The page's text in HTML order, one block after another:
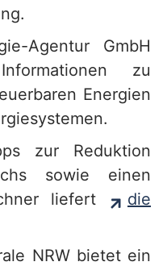
Agentur GmbH
zu
Energien
zur Reduktion
sowie einen
liefert
die
NRW bietet ein